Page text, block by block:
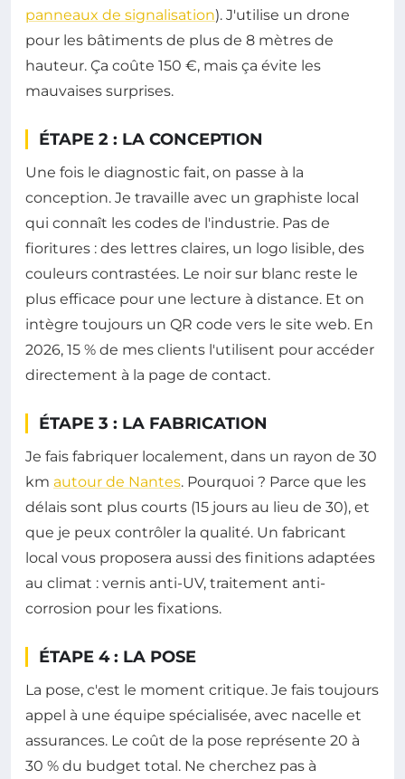
panneaux de signalisation). J'utilise un drone
pour les bâtiments de plus de 8 mètres de
hauteur. Ça coûte 150 €, mais ça évite les
mauvaises surprises.
ÉTAPE 2 : LA CONCEPTION
Une fois le diagnostic fait, on passe à la
conception. Je travaille avec un graphiste local
qui connaît les codes de l'industrie. Pas de
fioritures : des lettres claires, un logo lisible, des
couleurs contrastées. Le noir sur blanc reste le
plus efficace pour une lecture à distance. Et on
intègre toujours un QR code vers le site web. En
2026, 15 % de mes clients l'utilisent pour accéder
directement à la page de contact.
ÉTAPE 3 : LA FABRICATION
Je fais fabriquer localement, dans un rayon de 30
km autour de Nantes. Pourquoi ? Parce que les
délais sont plus courts (15 jours au lieu de 30), et
que je peux contrôler la qualité. Un fabricant
local vous proposera aussi des finitions adaptées
au climat : vernis anti-UV, traitement anti-
corrosion pour les fixations.
ÉTAPE 4 : LA POSE
La pose, c'est le moment critique. Je fais toujours
appel à une équipe spécialisée, avec nacelle et
assurances. Le coût de la pose représente 20 à
30 % du budget total. Ne cherchez pas à